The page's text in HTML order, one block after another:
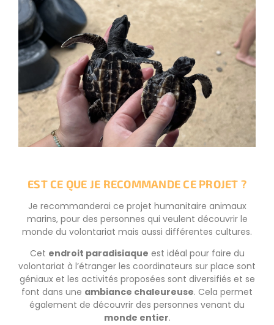
EST CE QUE JE RECOMMANDE CE PROJET ?
Je recommanderai ce projet humanitaire animaux
marins, pour des personnes qui veulent découvrir le
monde du volontariat mais aussi différentes cultures.
Cet endroit paradisiaque est idéal pour faire du
volontariat à l’étranger les coordinateurs sur place sont
géniaux et les activités proposées sont diversifiés et se
font dans une ambiance chaleureuse. Cela permet
également de découvrir des personnes venant du
monde entier.